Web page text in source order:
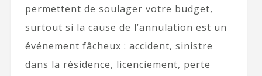
permettent de soulager votre budget,
surtout si la cause de l’annulation est un
événement fâcheux : accident, sinistre
dans la résidence, licenciement, perte